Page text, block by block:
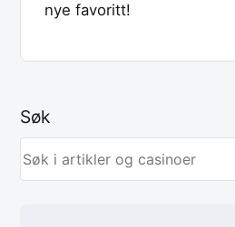
nye favoritt!
Søk